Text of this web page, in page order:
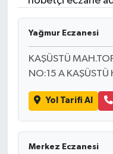
Yağmur Eczanesi
KAŞÜSTÜ
NO:15 A KAŞÜSTÜ
Yol Tarifi Al
Merkez Eczanesi
Resmi İlanlar